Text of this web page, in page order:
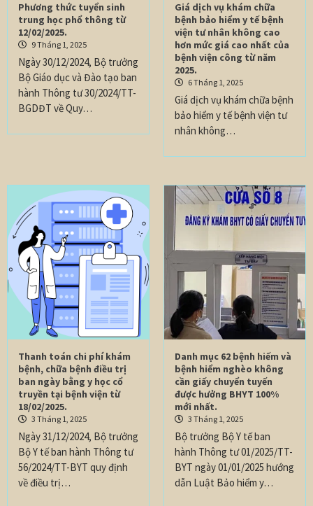
Phương thức tuyển sinh
trung học phổ thông từ
12/02/2025.
9 Tháng 1, 2025
Ngày 30/12/2024, Bộ trưởng
Bộ Giáo dục và Đào tạo ban
hành Thông tư 30/2024/TT-
BGDĐT về Quy…
Giá dịch vụ khám chữa
bệnh bảo hiểm y tế bệnh
viện tư nhân không cao
hơn mức giá cao nhất của
bệnh viện công từ năm
2025.
6 Tháng 1, 2025
Giá dịch vụ khám chữa bệnh
bảo hiểm y tế bệnh viện tư
nhân không…
Thanh toán chi phí khám
bệnh, chữa bệnh điều trị
ban ngày bằng y học cổ
truyền tại bệnh viện từ
18/02/2025.
3 Tháng 1, 2025
Ngày 31/12/2024, Bộ trưởng
Bộ Y tế ban hành Thông tư
56/2024/TT-BYT quy định
về điều trị…
Danh mục 62 bệnh hiếm và
bệnh hiểm nghèo không
cần giấy chuyển tuyến
được hưởng BHYT 100%
mới nhất.
3 Tháng 1, 2025
Bộ trưởng Bộ Y tế ban
hành Thông tư 01/2025/TT-
BYT ngày 01/01/2025 hướng
dẫn Luật Bảo hiểm y…